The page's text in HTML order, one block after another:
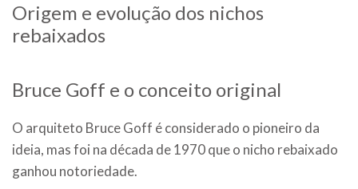
Origem e evolução dos nichos
rebaixados
Bruce Goff e o conceito original
O arquiteto Bruce Goff é considerado o pioneiro da
ideia, mas foi na década de 1970 que o nicho rebaixado
ganhou notoriedade.